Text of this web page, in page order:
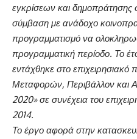
εγκρίσεων και δημοπράτησης
σύμβαση με ανάδοχο
προγραμματισμό να
προγραμματική περίοδο. Το
εντάχθηκε στο
Μεταφορών, Περιβάλλον και
2020» σε συνέχεια του
2014.
Το έργο αφορά στην